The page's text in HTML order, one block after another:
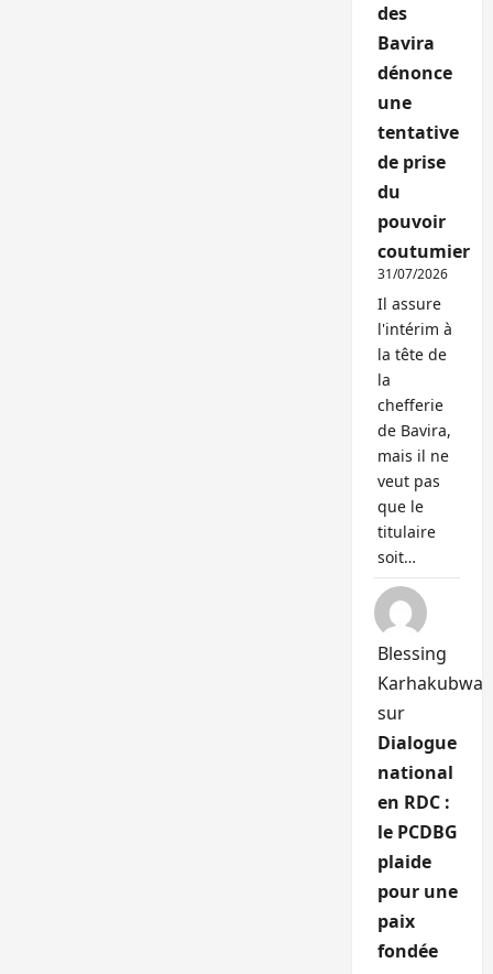
des
Bavira
dénonce
une
tentative
de prise
du
pouvoir
coutumier
31/07/2026
Il assure
l'intérim à
la tête de
la
chefferie
de Bavira,
mais il ne
veut pas
que le
titulaire
soit…
Blessing
Karhakubwa
sur
Dialogue
national
en RDC :
le PCDBG
plaide
pour une
paix
fondée